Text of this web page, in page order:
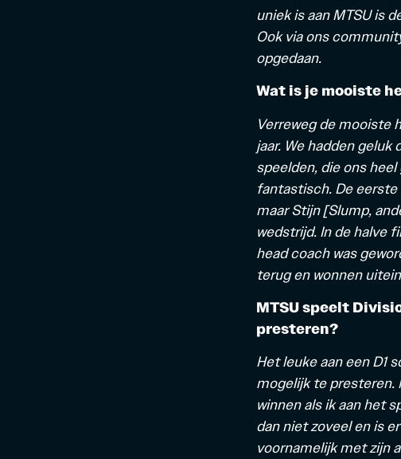
uniek is aan MTSU is
Ook via ons
opgedaan.
Wat is je mooiste
Verreweg de mooiste
jaar. We hadden
speelden, die ons
fantastisch. De
maar Stijn [Slump,
wedstrijd. In de halve
head coach was
terug en wonnen
MTSU speelt
presteren?
Het leuke aan een D1
mogelijk te presteren.
winnen als ik aan het
dan niet zoveel en is
voornamelijk met zijn